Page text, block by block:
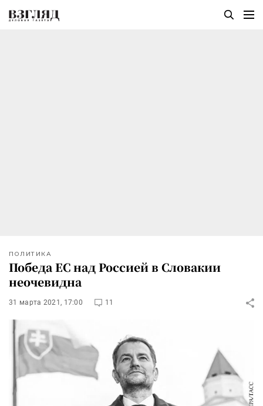
ПОЛИТИКА
Победа ЕС над Россией в Словакии
неочевидна
31 марта 2021, 17:00 11